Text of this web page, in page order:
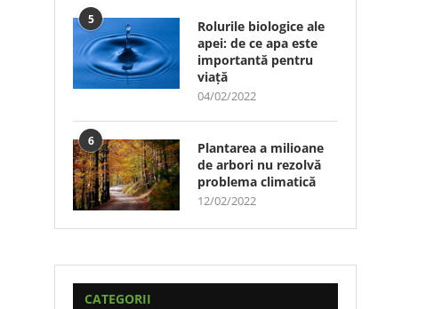
5
Rolurile biologice ale
apei: de ce apa este
importantă pentru
viață
04/02/2022
6
Plantarea a milioane
de arbori nu rezolvă
problema climatică
12/02/2022
CATEGORII